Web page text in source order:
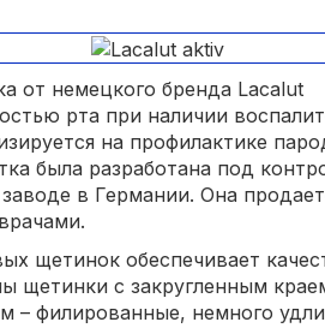
от немецкого бренда Lacalut
рта при наличии
на профилактике
была разработана под
в Германии. Она
щетинок обеспечивает
щетинки с закругленным
– филированные, немного